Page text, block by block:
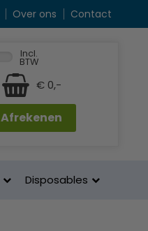
Over ons Contact
Incl.
BTW
€ 0,-
Afrekenen
Disposables